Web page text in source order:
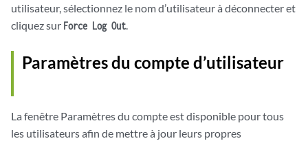
utilisateur, sélectionnez le nom d’utilisateur à déconnecter et
cliquez sur Force Log Out.
Paramètres du compte d’utilisateur
La fenêtre Paramètres du compte est disponible pour tous
les utilisateurs afin de mettre à jour leurs propres